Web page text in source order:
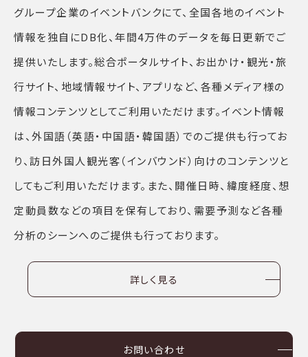
グループ企業のイベントバンクにて、全国各地のイベント
情報を独自にDB化、年間4万件のデータを毎日更新でご
提供いたします。総合ポータルサイト、お出かけ・観光・旅
行サイト、地域情報サイト、アプリなど、各種メディア様の
情報コンテンツとしてご利用いただけます。イベント情報
は、外国語（英語・中国語・韓国語）でのご提供も行ってお
り、訪日外国人観光客（インバウンド）向けのコンテンツと
してもご利用いただけます。また、開催日時、緯度経度、想
定動員数などの項目を保有しており、需要予測など各種
分析のシーンへのご提供も行っております。
詳しく見る
お問い合わせ